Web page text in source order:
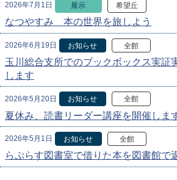
2026年7月1日 展示 希望丘
なつやすみ 本の世界を旅しよう
2026年6月19日 お知らせ 全館
玉川総合支所でのブックボックス実証
します
2026年5月20日 お知らせ 全館
夏休み、読書リーダー講座を開催しま
2026年5月1日 お知らせ 全館
らぷらす図書室で借りた本を図書館で